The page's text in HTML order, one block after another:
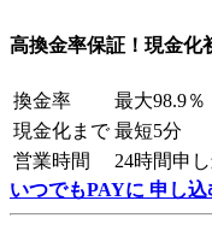
高換金率保証！現金化
換金率
最大98.9％
現金化まで 最短5分
営業時間
24時間申
いつでもPAYに 申し込